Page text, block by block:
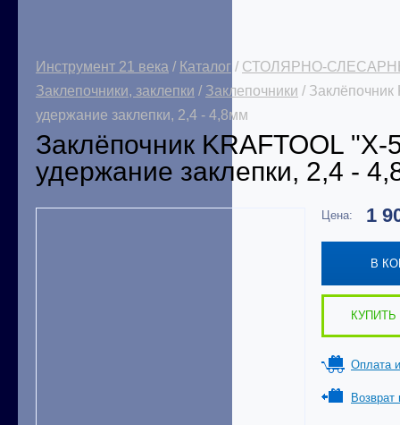
Инструмент 21 века / Каталог / СТОЛЯРНО-
Заклепочники, заклепки / Заклепочники / Заклёпочник
удержание заклепки, 2,4 - 4,8мм
Заклёпочник KRAFTOOL "X-
удержание заклепки, 2,4 -
Цена: 1
В
КУПИТЬ
Оплата
Возврат